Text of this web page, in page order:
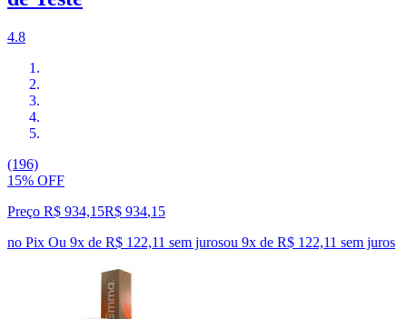
4.8
(196)
15% OFF
Preço R$ 934,15R$ 934,15
no Pix Ou 9x de R$ 122,11 sem jurosou 9x de R$ 122,11 sem juros